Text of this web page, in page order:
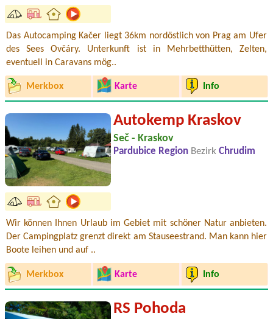
Das Autocamping Kačer liegt 36km nordöstlich von Prag am Ufer
des Sees Ovčáry. Unterkunft ist in Mehrbetthütten, Zelten,
eventuell in Caravans mög..
Merkbox Karte Info
Autokemp Kraskov
Seč - Kraskov
Pardubice Region Bezirk Chrudim
Wir können Ihnen Urlaub im Gebiet mit schöner Natur anbieten.
Der Campingplatz grenzt direkt am Stauseestrand. Man kann hier
Boote leihen und auf ..
Merkbox Karte Info
RS Pohoda